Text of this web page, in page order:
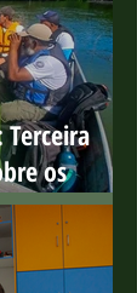
Terceira
os